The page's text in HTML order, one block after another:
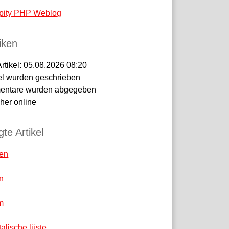
PHP Weblog
05.08.2026 08:20
wurden geschrieben
wurden abgegeben
online
Artikel